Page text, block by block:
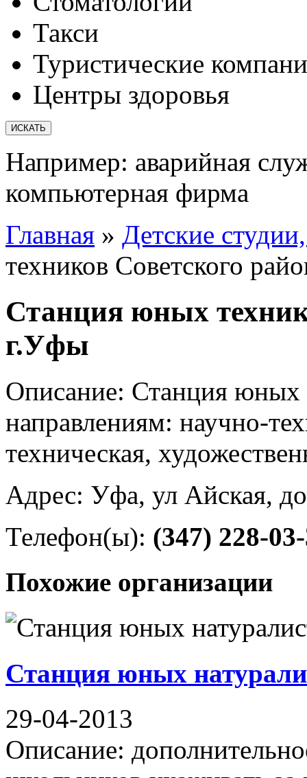
Такси
Туристические
Центры здоровья
Например: аварийная
компьютерная фирма
Главная » Детские
техников Советского
Станция юных
г.Уфы
Описание: Станция юных
направлениям: научно-
техническая,
Адрес: Уфа, ул Айская,
Телефон(ы): (347) 228-
Похожие организации
Станция юных
29-04-2013
Описание: